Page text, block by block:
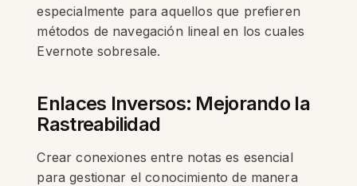
especialmente para aquellos que prefieren
métodos de navegación lineal en los cuales
Evernote sobresale.
Enlaces Inversos: Mejorando la
Rastreabilidad
Crear conexiones entre notas es esencial
para gestionar el conocimiento de manera